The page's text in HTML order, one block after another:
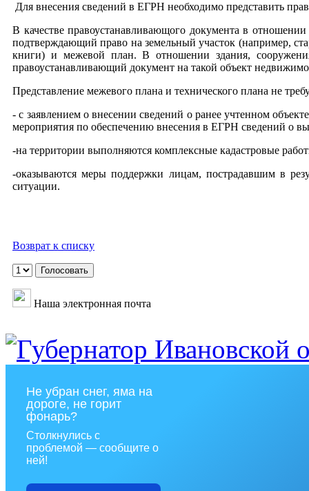
Для внесения сведений в ЕГРН необходимо представить
В качестве правоустанавливающого документа в
подтверждающий право на земельный участок (например,
книги) и межевой план. В отношении здания,
правоустанавливающий документ на такой объект
Представление межевого плана и технического плана не
- с заявлением о внесении сведений о ранее учтенном
мероприятия по обеспечению внесения в ЕГРН сведений о
-на территории выполняются комплексные кадастровые
-оказываются меры поддержки лицам, пострадавшим в
ситуации.
Возврат к списку
Наша электронная почта
Не убран снег, яма на
дороге, не горит
фонарь?
Столкнулись с
проблемой — сообщите о
ней!